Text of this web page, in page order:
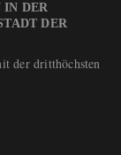
DER
DER
der dritthöchsten